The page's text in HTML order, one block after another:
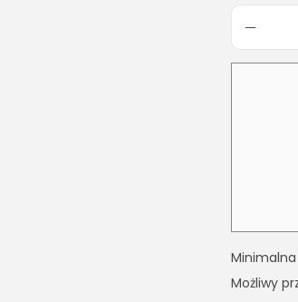
Minimalna
Możliwy